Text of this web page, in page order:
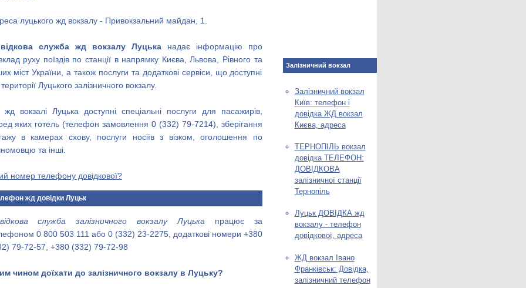
луцького жд вокзалу - Привокзальний майдан, 1.
служба жд вокзалу Луцьканадає інформацію про
руху поїздів по станції в напрямку Києва, Львова, Рівного та
міст України, а також послуги та додаткові сервіси, що доступні
Луцького залізничного вокзалу.
вокзалі Луцька доступні спеціальні послуги для пасажирів,
яких готель (телефон замовлення 0 (332) 79-7214), зберігання
в камерах схову, послуги носіїв з візком, оголошення по
та інші.
номер телефону довідкової?
жд довідки Луцьк
служба залізничного вокзалу Луцька працює за
0 800 503 111 або 0 (332) 23-2275, додаткові номери +380
79-72-57, +380 (332) 79-72-98
чином доїхати до залізничного вокзалу в Луцьку?
Залізничний вокзал
Залізничний вокзал
Київ: телефон і
довідка ЖД вокзал
Києва, адреса
ТЕРНОПІЛЬ вокзал
довідка ТЕЛЕФОН:
ДОВІДКОВА
залізничної станції
Тернопіль
Луцьк ДОВІДКА жд
вокзалу - телефон
довідкової, адреса
ЖД вокзал Івано
Франківськ: Довідка,
залізничний телефон